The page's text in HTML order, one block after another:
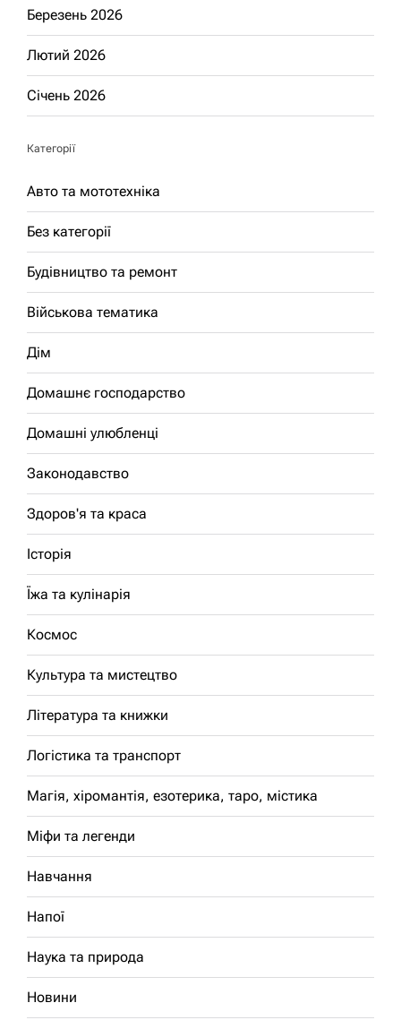
Березень 2026
Лютий 2026
Січень 2026
Категорії
Авто та мототехніка
Без категорії
Будівництво та ремонт
Військова тематика
Дім
Домашнє господарство
Домашні улюбленці
Законодавство
Здоров'я та краса
Історія
Їжа та кулінарія
Космос
Культура та мистецтво
Література та книжки
Логістика та транспорт
Магія, хіромантія, езотерика, таро, містика
Міфи та легенди
Навчання
Напої
Наука та природа
Новини